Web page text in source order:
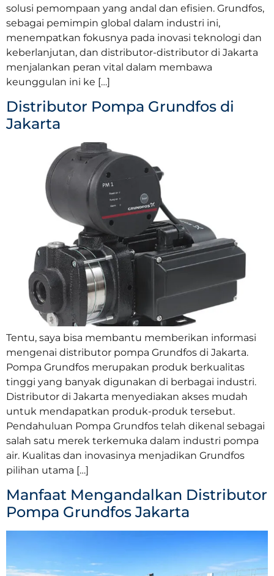
solusi pemompaan yang andal dan efisien. Grundfos,
sebagai pemimpin global dalam industri ini,
menempatkan fokusnya pada inovasi teknologi dan
keberlanjutan, dan distributor-distributor di Jakarta
menjalankan peran vital dalam membawa
keunggulan ini ke […]
Distributor Pompa Grundfos di
Jakarta
Tentu, saya bisa membantu memberikan informasi
mengenai distributor pompa Grundfos di Jakarta.
Pompa Grundfos merupakan produk berkualitas
tinggi yang banyak digunakan di berbagai industri.
Distributor di Jakarta menyediakan akses mudah
untuk mendapatkan produk-produk tersebut.
Pendahuluan Pompa Grundfos telah dikenal sebagai
salah satu merek terkemuka dalam industri pompa
air. Kualitas dan inovasinya menjadikan Grundfos
pilihan utama […]
Manfaat Mengandalkan Distributor
Pompa Grundfos Jakarta